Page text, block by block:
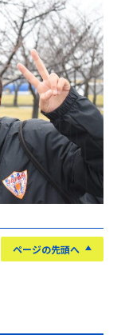
ページの先頭へ